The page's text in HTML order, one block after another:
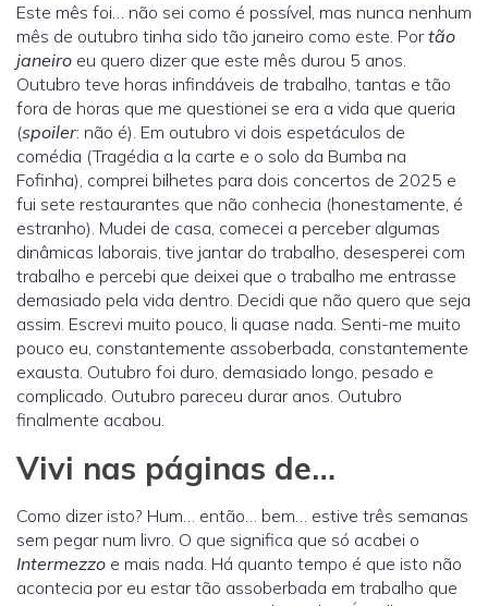
Este mês foi… não sei como é possível, mas nunca nenhum
mês de outubro tinha sido tão janeiro como este. Portão
janeiro eu quero dizer que este mês durou 5 anos.
Outubro teve horas infindáveis de trabalho, tantas e tão
fora de horas que me questionei se era a vida que queria
(spoiler: não é). Em outubro vi dois espetáculos de
comédia (Tragédia a la carte e o solo da Bumba na
Fofinha), comprei bilhetes para dois concertos de 2025 e
fui sete restaurantes que não conhecia (honestamente, é
estranho). Mudei de casa, comecei a perceber algumas
dinâmicas laborais, tive jantar do trabalho, desesperei com
trabalho e percebi que deixei que o trabalho me entrasse
demasiado pela vida dentro. Decidi que não quero que seja
assim. Escrevi muito pouco, li quase nada. Senti-me muito
pouco eu, constantemente assoberbada, constantemente
exausta. Outubro foi duro, demasiado longo, pesado e
complicado. Outubro pareceu durar anos. Outubro
finalmente acabou.
Vivi nas páginas de…
Como dizer isto? Hum… então… bem… estive três semanas
sem pegar num livro. O que significa que só acabei o
Intermezzo e mais nada. Há quanto tempo é que isto não
acontecia por eu estar tão assoberbada em trabalho que